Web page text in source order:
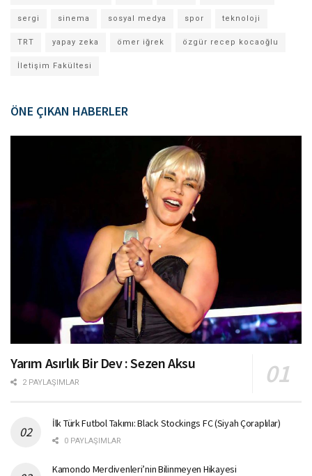
sergi sinema sosyal medya spor teknoloji
TRT yapay zeka ömer iğrek özgür recep kocaoğlu
İletişim Fakültesi
ÖNE ÇIKAN HABERLER
Yarım Asırlık Bir Dev : Sezen Aksu
2 PAYLAŞIMLAR
İlk Türk Futbol Takımı: Black Stockings FC (Siyah Çoraplılar)
0 PAYLAŞIMLAR
Kamondo Merdivenleri’nin Bilinmeyen Hikayesi